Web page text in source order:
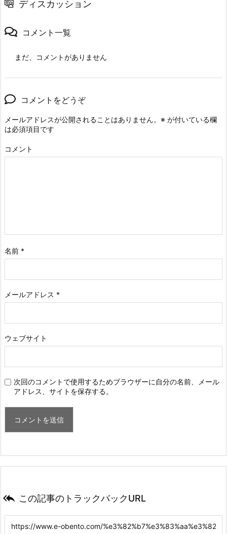
ディスカッション
コメント一覧
まだ、コメントがありません
コメントをどうぞ
メールアドレスが公開されることはありません。 ※ が付いている欄
は必須項目です
コメント
名前 *
メールアドレス *
ウェブサイト
次回のコメントで使用するためブラウザーに自分の名前、メール
アドレス、サイトを保存する。
 この記事のトラックバックURL